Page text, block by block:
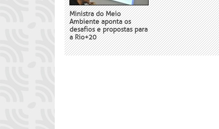
Ministra do Meio
Ambiente aponta os
desafios e propostas para
a Rio+20